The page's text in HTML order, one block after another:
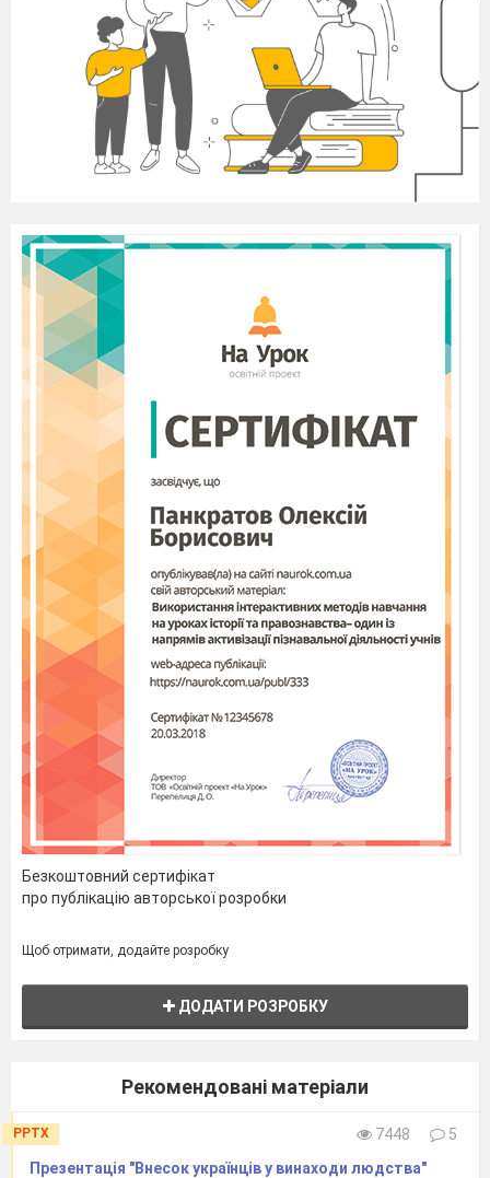
Безкоштовний сертифікат
про публікацію авторської розробки
Щоб отримати, додайте розробку
ДОДАТИ РОЗРОБКУ
Рекомендовані матеріали
PPTX 7448
5
Презентація "Внесок українців у винаходи людства"